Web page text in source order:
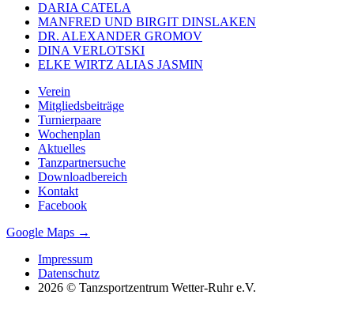
DARIA CATELA
MANFRED UND BIRGIT DINSLAKEN
DR. ALEXANDER GROMOV
DINA VERLOTSKI
ELKE WIRTZ ALIAS JASMIN
Verein
Mitgliedsbeiträge
Turnierpaare
Wochenplan
Aktuelles
Tanzpartnersuche
Downloadbereich
Kontakt
Facebook
Google Maps →
Impressum
Datenschutz
2026 © Tanzsportzentrum Wetter-Ruhr e.V.